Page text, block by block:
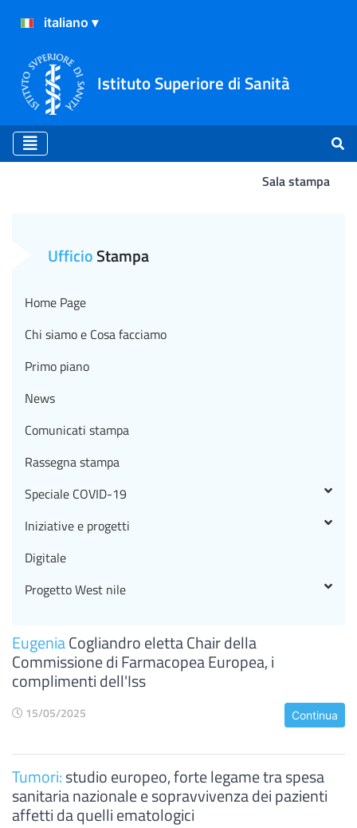
Istituto Superiore di Sanità
Sala stampa
EugeniaCogliandro eletta Chair della
Commissione di Farmacopea Europea, i
complimenti dell'Iss
15/05/2025 Continua
Tumori:studio europeo, forte legame tra spesa
sanitaria nazionale e sopravvivenza dei pazienti
affetti da quelli ematologici
UfficioStampa
Home Page
Chi siamo e Cosa facciamo
Primo piano
News
Comunicati stampa
Rassegna stampa
Speciale COVID-19
Iniziative e progetti
Digitale
Progetto West nile